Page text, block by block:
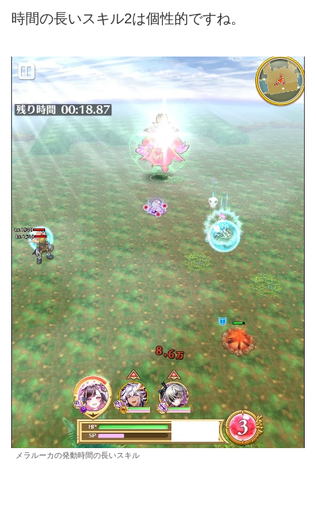
時間の長いスキル2は個性的ですね。
メラルーカの発動時間の長いスキル